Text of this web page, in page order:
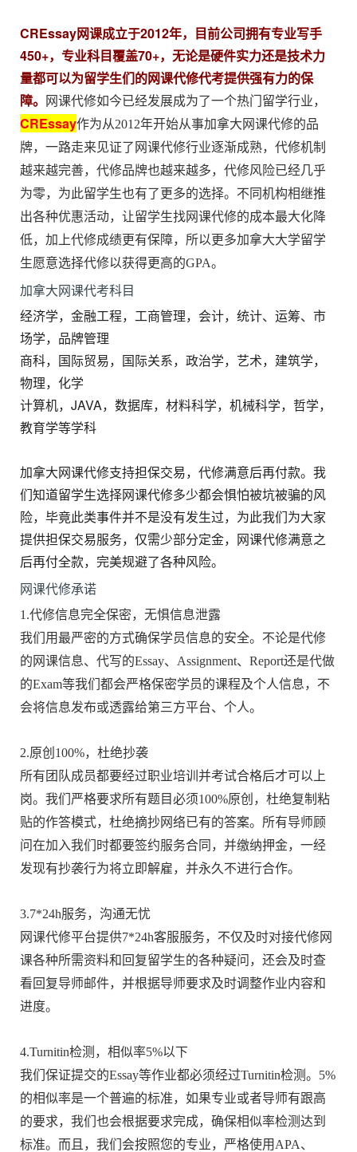
CREssay网课成立于2012年，目前公司拥有专业写手
450+，专业科目覆盖70+，无论是硬件实力还是技术力
量都可以为留学生们的网课代修代考提供强有力的保
障。
网课代修如今已经发展成为了一个热门留学行业，
CREssay作为从2012年开始从事加拿大网课代修的品
牌，一路走来见证了网课代修行业逐渐成熟，代修机制
越来越完善，代修品牌也越来越多，代修风险已经几乎
为零，为此留学生也有了更多的选择。不同机构相继推
出各种优惠活动，让留学生找网课代修的成本最大化降
低，加上代修成绩更有保障，所以更多加拿大大学留学
生愿意选择代修以获得更高的GPA。
加拿大网课代考科目
经济学，金融工程，工商管理，会计，统计、运筹、市
场学，品牌管理
商科，国际贸易，国际关系，政治学，艺术，建筑学，
物理，化学
计算机，JAVA，数据库，材料科学，机械科学，哲学，
教育学等学科
加拿大网课代修支持担保交易，代修满意后再付款。我
们知道留学生选择网课代修多少都会惧怕被坑被骗的风
险，毕竟此类事件并不是没有发生过，为此我们为大家
提供担保交易服务，仅需少部分定金，网课代修满意之
后再付全款，完美规避了各种风险。
网课代修承诺
1.代修信息完全保密，无惧信息泄露
我们用最严密的方式确保学员信息的安全。不论是代修
的网课信息、代写的Essay、Assignment、Report还是代做
的Exam等我们都会严格保密学员的课程及个人信息，不
会将信息发布或透露给第三方平台、个人。
2.原创100%，杜绝抄袭
所有团队成员都要经过职业培训并考试合格后才可以上
岗。我们严格要求所有题目必须100%原创，杜绝复制粘
贴的作答模式，杜绝摘抄网络已有的答案。所有导师顾
问在加入我们时都要签约服务合同，并缴纳押金，一经
发现有抄袭行为将立即解雇，并永久不进行合作。
3.7*24h服务，沟通无忧
网课代修平台提供7*24h客服服务，不仅及时对接代修网
课各种所需资料和回复留学生的各种疑问，还会及时查
看回复导师邮件，并根据导师要求及时调整作业内容和
进度。
4.Turnitin检测，相似率5%以下
我们保证提交的Essay等作业都必须经过Turnitin检测。5%
的相似率是一个普遍的标准，如果专业或者导师有跟高
的要求，我们也会根据要求完成，确保相似率检测达到
标准。而且，我们会按照您的专业，严格使用APA、